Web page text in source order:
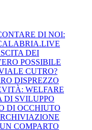
DI NOI:
DEI
POSSIBILE
CUTRO?
DISPREZZO
WELFARE
DI SVILUPPO
DI OCCHIUTO
COMPARTO